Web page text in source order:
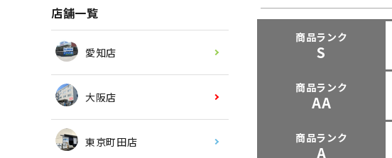
店舗一覧
愛知店
大阪店
東京町田店
商品ランク
S
商品ランク
AA
商品ランク
A